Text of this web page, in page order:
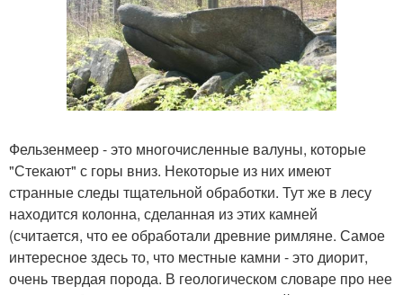
Фельзенмеер - это многочисленные валуны, которые
"Стекают" с горы вниз. Некоторые из них имеют
странные следы тщательной обработки. Тут же в лесу
находится колонна, сделанная из этих камней
(считается, что ее обработали древние римляне. Самое
интересное здесь то, что местные камни - это диорит,
очень твердая порода. В геологическом словаре про нее